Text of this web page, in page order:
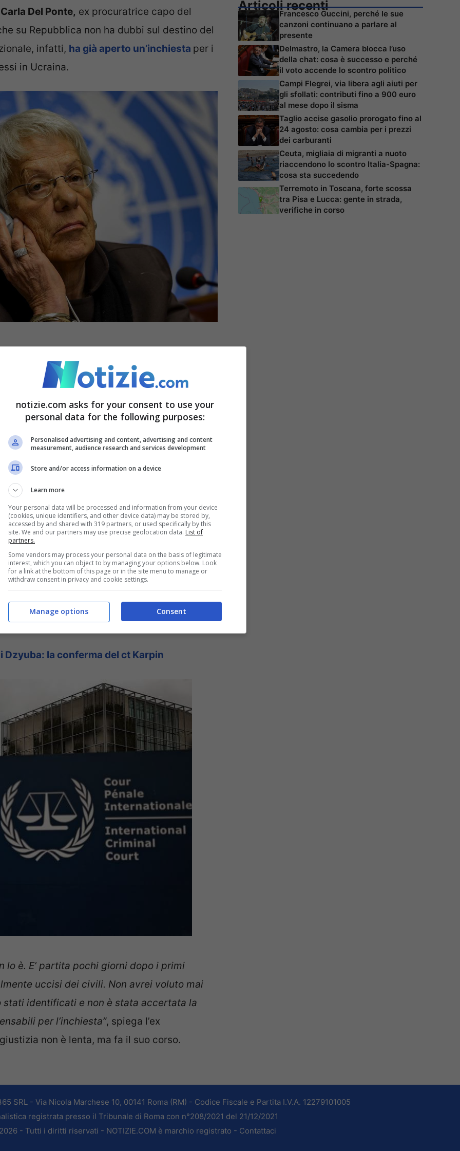
Carla Del Ponte, ex procuratrice capo del
su Repubblica non ha dubbi sul destino del
infatti, ha già aperto un’inchiesta per i
in Ucraina.
quali e quanti ne sono stati commessi, ma
è sicuramente il presidente Putin
di responsabilità. Il problema è che
affinché si possa emanare un atto
internazionale contro gli accusati”,
ha detto
bombardano scuole e ospedali a Lugansk
spiccare un mandato di cattura contro Putin:
presto possibile. Si può concludere
atto d’accusa e ottenere dai giudici della
in Russia non sarà mai preso, ma gli
sarebbe un segnale negativo di
patrimonio di Putin, invece, è già previsto
Dzyuba: la conferma del ct Karpin
lo è. E’ partita pochi giorni dopo i primi
uccisi dei civili. Non avrei voluto mai
identificati e non è stata accertata la
per l’inchiesta”, spiega l’ex
non è lenta, ma fa il suo corso.
Articoli recenti
Francesco Guccini, perché le sue
canzoni continuano a parlare al
presente
Delmastro, la Camera blocca l’uso
della chat: cosa è successo e perché
il voto accende lo scontro politico
Campi Flegrei, via libera agli aiuti per
gli sfollati: contributi fino a 900 euro
al mese dopo il sisma
Taglio accise gasolio prorogato fino al
24 agosto: cosa cambia per i prezzi
dei carburanti
Ceuta, migliaia di migranti a nuoto
riaccendono lo scontro Italia-Spagna:
cosa sta succedendo
Terremoto in Toscana, forte scossa
tra Pisa e Lucca: gente in strada,
verifiche in corso
SRL - Via Nicola Marchese 10, 00141 Roma (RM) - Codice Fiscale e Partita I.V.A. 12279101005
registrata presso il Tribunale di Roma con n°208/2021 del 21/12/2021
- Tutti i diritti riservati - NOTIZIE.COM è marchio registrato - Contattaci
notizie.com asks for your consent to use your
personal data for the following purposes:
Personalised advertising and content, advertising and content
measurement, audience research and services development
Store and/or access information on a device
Learn more
Your personal data will be processed and information from your device
(cookies, unique identifiers, and other device data) may be stored by,
accessed by and shared with 319 partners, or used specifically by this
site. We and our partners may use precise geolocation data. List of
partners.
Some vendors may process your personal data on the basis of legitimate
interest, which you can object to by managing your options below. Look
for a link at the bottom of this page or in the site menu to manage or
withdraw consent in privacy and cookie settings.
Consent
Manage options